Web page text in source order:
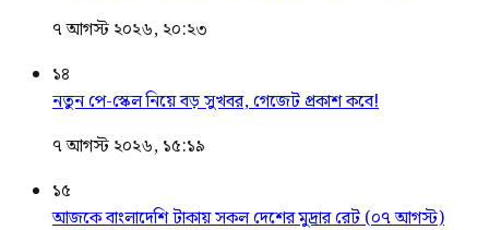
৭ আগস্ট ২০২৬, ২০:২৩
১৪
নতুন পে-স্কেল নিয়ে বড় সুখবর, গেজেট প্রকাশ কবে!
৭ আগস্ট ২০২৬, ১৫:১৯
১৫
আজকে বাংলাদেশি টাকায় সকল দেশের মুদ্রার রেট (০৭ আগস্ট)